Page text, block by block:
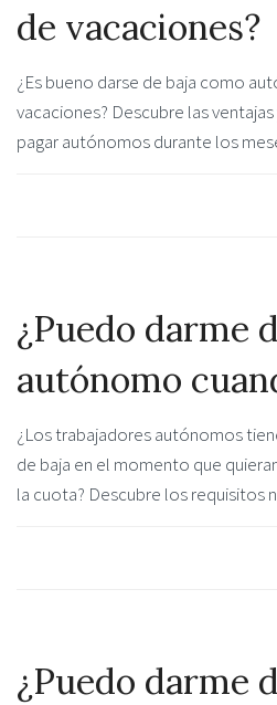
de vacaciones?
¿Es bueno darse de baja como
vacaciones? Descubre las
pagar autónomos durante los
¿Puedo darme
autónomo
¿Los trabajadores autónomos
de baja en el momento que
la cuota? Descubre los requisitos
¿Puedo darme